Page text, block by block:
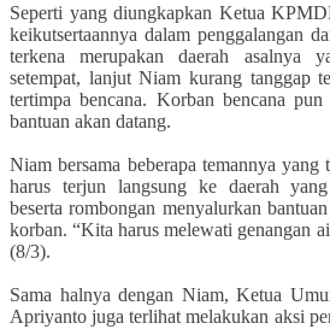
Seperti yang diungkapkan Ketua
keikutsertaannya dalam penggalangan
terkena merupakan daerah asalnya
setempat, lanjut Niam kurang tanggap
tertimpa bencana. Korban bencana
bantuan akan datang.
Niam bersama beberapa temannya
harus terjun langsung ke daerah
beserta rombongan menyalurkan
korban. “Kita harus melewati genangan
(8/3).
Sama halnya dengan Niam, Ketua
Apriyanto juga terlihat melakukan aksi